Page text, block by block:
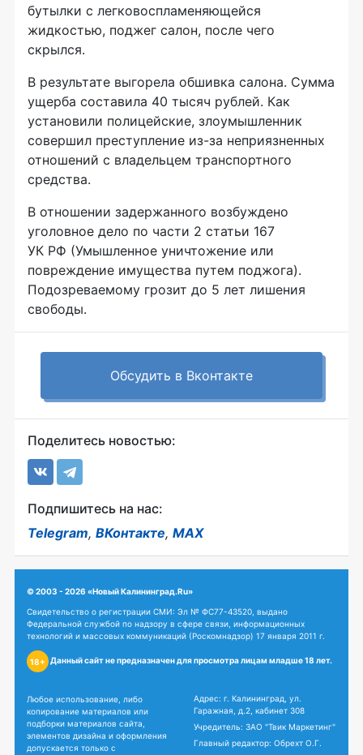
бутылки с легковоспламеняющейся
жидкостью, поджег салон, после чего
скрылся.
В результате выгорела обшивка салона. Сумма
ущерба составила 40 тысяч рублей. Как
установили полицейские, злоумышленник
совершил преступление из-за неприязненных
отношений с владельцем транспортного
средства.
В отношении задержанного возбуждено
уголовное дело по части 2 статьи 167
УК РФ (Умышленное уничтожение или
повреждение имущества путем поджога).
Подозреваемому грозит до 5 лет лишения
свободы.
Обсудить в Вконтакте
Поделитесь новостью:
Подпишитесь на нас:
Telegram, ВКонтакте, MAX
© 2003 - 2026 «Новый Калининград.Ru»
Свидетельство о регистрации СМИ: Эл № ФС77-43520, выдано
Федеральной службой по надзору в сфере связи, информационных
технологий и массовых коммуникаций (Роскомнадзор) 17 января 2011 г.
18+ Данный сайт не предназначен для просмотра лицам младше 18 лет.
Любое использование, либо
копирование материалов или
подборки материалов сайта,
элементов дизайна и оформления
допускается только с
Адрес: г. Калининград, ул.
Гаражная, д.2, кабинет 308
Учредитель: ЗАО "Твик Маркетинг"
Главный редактор: Обрехт О.Г.